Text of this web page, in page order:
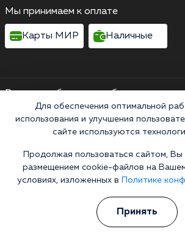
Выездные бригады работают
Россия, Чувашская Республика,
Московская улица, 167
Выездные бригады работают
Горячая линия 24/7
8 (800) 301-97-09
Перезвоните мне
Мы принимаем к оплате
Карты МИР Наличные
Для обеспечения оптимальной
использования и улучшения
сайте используются
Продолжая пользоваться сайтом, Вы
размещением cookie-файлов на
условиях, изложенных в
Политике
Принять